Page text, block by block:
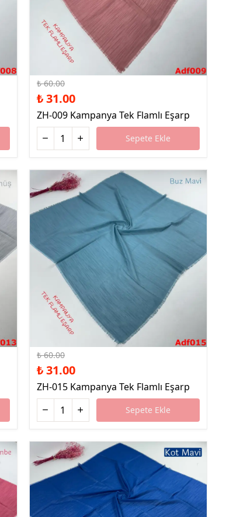
₺ 60.00
₺ 31.00
ZH-009 Kampanya Tek Flamlı Eşarp
Sepete Ekle
₺ 60.00
₺ 31.00
ZH-015 Kampanya Tek Flamlı Eşarp
Sepete Ekle